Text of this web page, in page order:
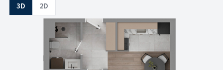
3D 2D